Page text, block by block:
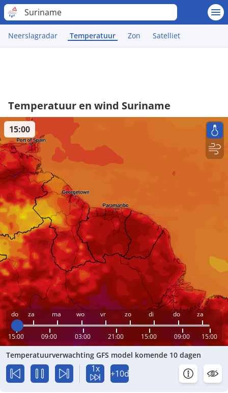
Suriname
Neerslagradar Temperatuur Zon Satelliet
Temperatuur en wind Suriname
do za ma wo vr zo di do za
15:00 09:00 03:00 21:00 15:00 09:00 15:00
15:00
Temperatuurverwachting GFS model komende 10 dagen
1x +10d